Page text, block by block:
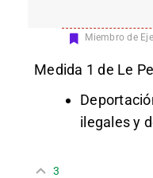
Miembro de
Medida 1 de Le
ilegales y
3